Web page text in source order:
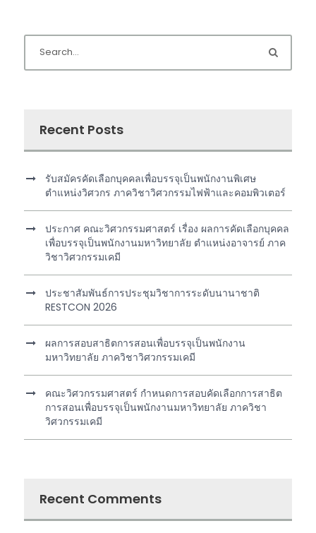
Recent Posts
รับสมัครคัดเลือกบุคคลเพื่อบรรจุเป็นพนักงานพิเศษ
ตำแหน่งวิศวกร ภาควิชาวิศวกรรมไฟฟ้าและคอมพิวเตอร์
ประกาศ คณะวิศวกรรมศาสตร์ เรื่อง ผลการคัดเลือกบุคคล
เพื่อบรรจุเป็นพนักงานมหาวิทยาลัย ตำแหน่งอาจารย์ ภาค
วิชาวิศวกรรมเคมี
ประชาสัมพันธ์การประชุมวิชาการระดับนานาชาติ
RESTCON 2026
ผลการสอบสาธิตการสอนเพื่อบรรจุเป็นพนักงาน
มหาวิทยาลัย ภาควิชาวิศวกรรมเคมี
คณะวิศวกรรมศาสตร์ กำหนดการสอบคัดเลือกการสาธิต
การสอนเพื่อบรรจุเป็นพนักงานมหาวิทยาลัย ภาควิชา
วิศวกรรมเคมี
Recent Comments